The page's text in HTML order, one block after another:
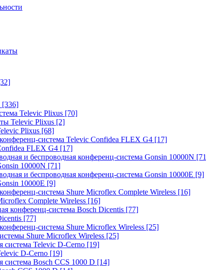
[336]
Televic Plixus [70]
Televic Plixus [2]
Plixus [68]
система Televic Confidea FLEX G4 [17]
FLEX G4 [17]
и беспроводная конференц-система Gonsin 10000N
10000N [71]
и беспроводная конференц-система Gonsin 10000E [9]
10000E [9]
система Shure Microflex Complete Wireless [16]
Complete Wireless [16]
конференц-система Bosch Dicentis [77]
[77]
система Shure Microflex Wireless [25]
Shure Microflex Wireless [25]
система Televic D-Cerno [19]
D-Cerno [19]
система Bosch CCS 1000 D [14]